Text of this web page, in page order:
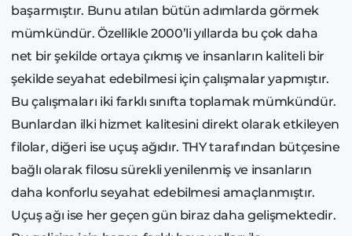
başarmıştır. Bunu atılan bütün adımlarda görmek
mümkündür. Özellikle 2000’li yıllarda bu çok daha
net bir şekilde ortaya çıkmış ve insanların kaliteli bir
şekilde seyahat edebilmesi için çalışmalar yapmıştır.
Bu çalışmaları iki farklı sınıfta toplamak mümkündür.
Bunlardan ilki hizmet kalitesini direkt olarak etkileyen
filolar, diğeri ise uçuş ağıdır. THY tarafından bütçesine
bağlı olarak filosu sürekli yenilenmiş ve insanların
daha konforlu seyahat edebilmesi amaçlanmıştır.
Uçuş ağı ise her geçen gün biraz daha gelişmektedir.